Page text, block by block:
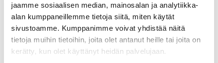
jaamme sosiaalisen median, mainosalan ja analytiikka-
alan kumppaneillemme tietoja siitä, miten käytät
sivustoamme. Kumppanimme voivat yhdistää näitä
tietoja muihin tietoihin, joita olet antanut heille tai joita on
kerätty, kun olet käyttänyt heidän palvelujaan.
09.06.2026 13:30 Uutiset tasa-arvo sosiaalinen vastuu
Kaupan työehtosopimus tukee
perheystävällistä työelämää ja tuo
konkreettisia parannuksia arkeen